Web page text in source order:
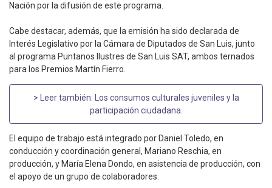
Nación por la difusión de este programa.
Cabe destacar, además, que la emisión ha sido declarada de
Interés Legislativo por la Cámara de Diputados de San Luis, junto
al programa Puntanos Ilustres de San Luis SAT, ambos ternados
para los Premios Martín Fierro.
> Leer también: Los consumos culturales juveniles y la
participación ciudadana
El equipo de trabajo está integrado por Daniel Toledo, en
conducción y coordinación general, Mariano Reschia, en
producción, y María Elena Dondo, en asistencia de producción, con
el apoyo de un grupo de colaboradores.